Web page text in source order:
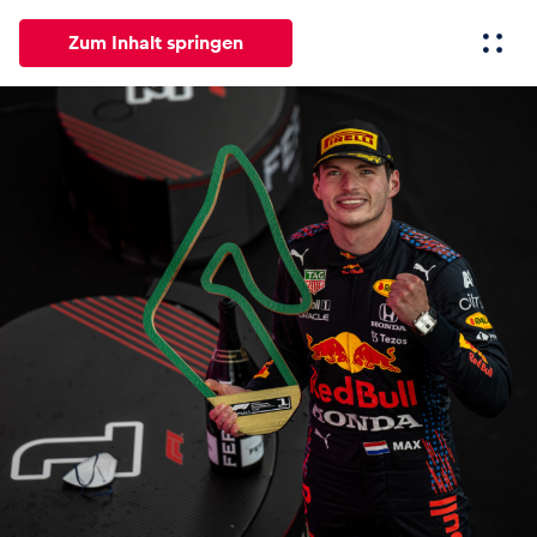
Zum Inhalt springen
Alle News Events Erlebnisse
Alle anzeigen
Events
Alle anzeigen